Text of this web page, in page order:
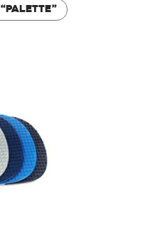
“Palette”